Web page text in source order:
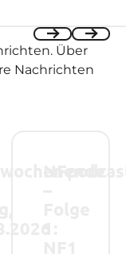
Previous
Next
Über
Nachrichten